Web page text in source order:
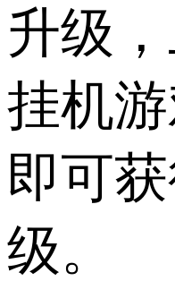
升级
挂机
即可
级。